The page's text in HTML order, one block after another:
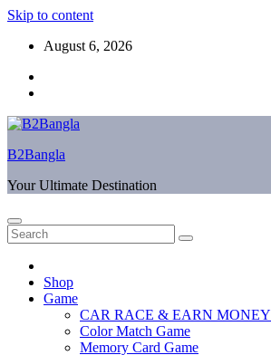
Skip to content
August 6, 2026
B2Bangla
Your Ultimate Destination
Shop
Game
CAR RACE & EARN MONEY
Color Match Game
Memory Card Game